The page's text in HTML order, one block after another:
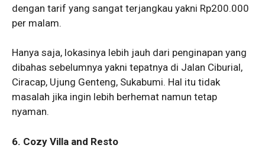
dengan tarif yang sangat terjangkau yakni Rp200.000
per malam.
Hanya saja, lokasinya lebih jauh dari penginapan yang
dibahas sebelumnya yakni tepatnya di Jalan Ciburial,
Ciracap, Ujung Genteng, Sukabumi. Hal itu tidak
masalah jika ingin lebih berhemat namun tetap
nyaman.
6. Cozy Villa and Resto